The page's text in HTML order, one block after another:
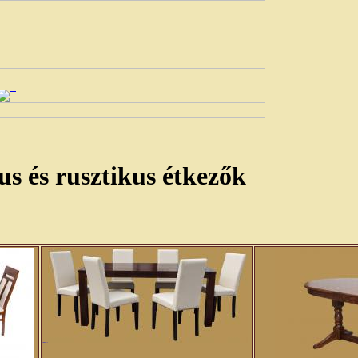
és rusztikus étkezők